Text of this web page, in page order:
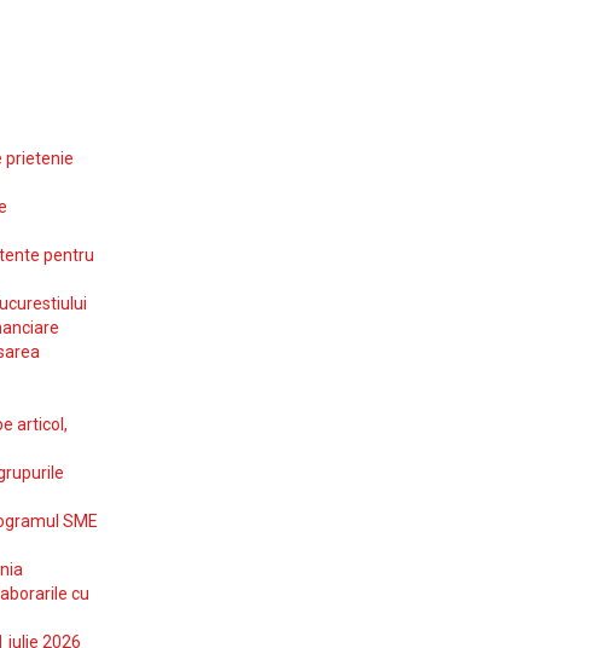
prietenie
pentru
articol,
SME
cu
iulie 2026